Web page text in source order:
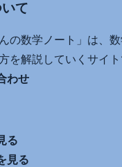
て
の数学ノート」は、
を解説していくサイト
わせ
る
見る